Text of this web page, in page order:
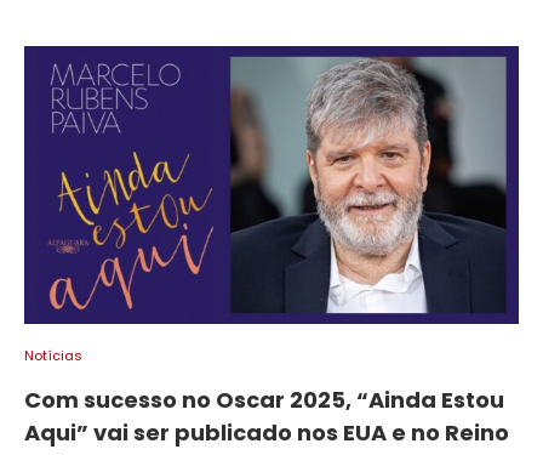
Notícias
Com sucesso no Oscar 2025, “Ainda Estou
Aqui” vai ser publicado nos EUA e no Reino